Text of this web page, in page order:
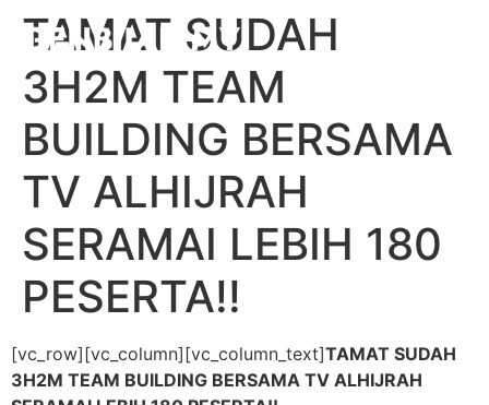
TAMAT SUDAH
3H2M TEAM
BUILDING BERSAMA
TV ALHIJRAH
SERAMAI LEBIH 180
PESERTA!!
[vc_row][vc_column][vc_column_text]TAMAT SUDAH
3H2M TEAM BUILDING BERSAMA TV ALHIJRAH